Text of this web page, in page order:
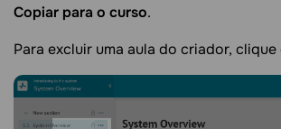
Copiar para o curso.
Para excluir uma aula do criador, clique